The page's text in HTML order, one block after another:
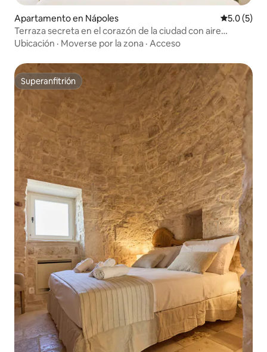
Apartamento en Nápoles
5.0 (5)
Terraza secreta en el corazón de la ciudad con aire
acondicionado y ascensor
Ubicación · Moverse por la zona · Acceso
Superanfitrión
Superanfitrión